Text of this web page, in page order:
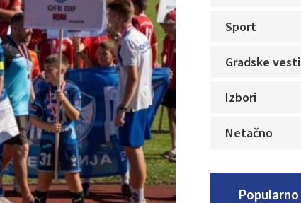
Sport
Gradske vesti
Izbori
Netačno
Popularno